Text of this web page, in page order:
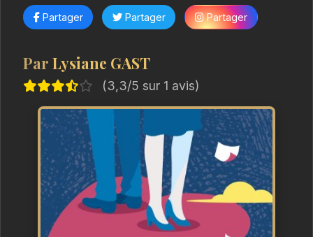
Partager Partager Partager
Par Lysiane GAST
(3,3/5 sur 1 avis)